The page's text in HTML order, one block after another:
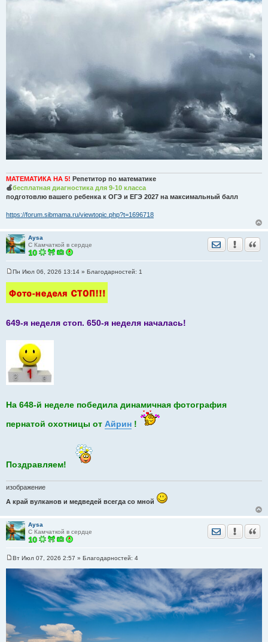
МАТЕМАТИКА НА 5! Репетитор по математике
🍏бесплатная диагностика для 9-10 класса
подготовлю вашего ребенка к ОГЭ и ЕГЭ 2027 на максимальный балл
https://forum.sibmama.ru/viewtopic.php?t=1696718
Aysa
С Камчаткой в сердце
Отправить
о
о
б
н
и
Пн Июл 06, 2026 13:14 » Благодарностей: 1
649-я неделя стоп. 650-я неделя началась!
На 648-й неделе победила динамичная фотография
пернатой охотницы от Айрин !
Поздравляем!
изображение
А край вулканов и медведей всегда со мной
Aysa
С Камчаткой в сердце
Отправить
о
о
Вт Июл 07, 2026 2:57 » Благодарностей: 4